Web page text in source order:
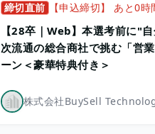
締切直前 【申込締切】 あと0時
【28卒｜Web】本選考前に"
次流通の総合商社で挑む「営
ーン＜豪華特典付き＞
株式会社BuySell